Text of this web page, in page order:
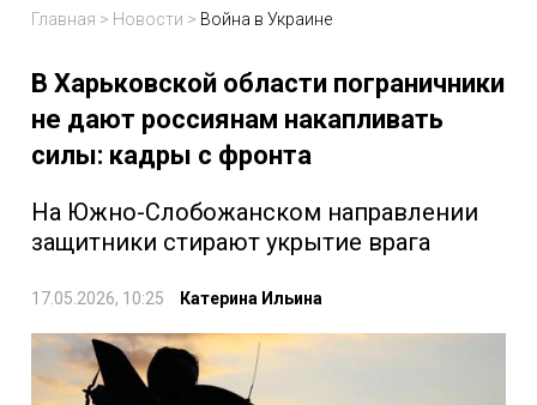
Главная > Новости > Война в Украине
В Харьковской области пограничники
не дают россиянам накапливать
силы: кадры с фронта
На Южно-Слобожанском направлении
защитники стирают укрытие врага
17.05.2026, 10:25 Катерина Ильина